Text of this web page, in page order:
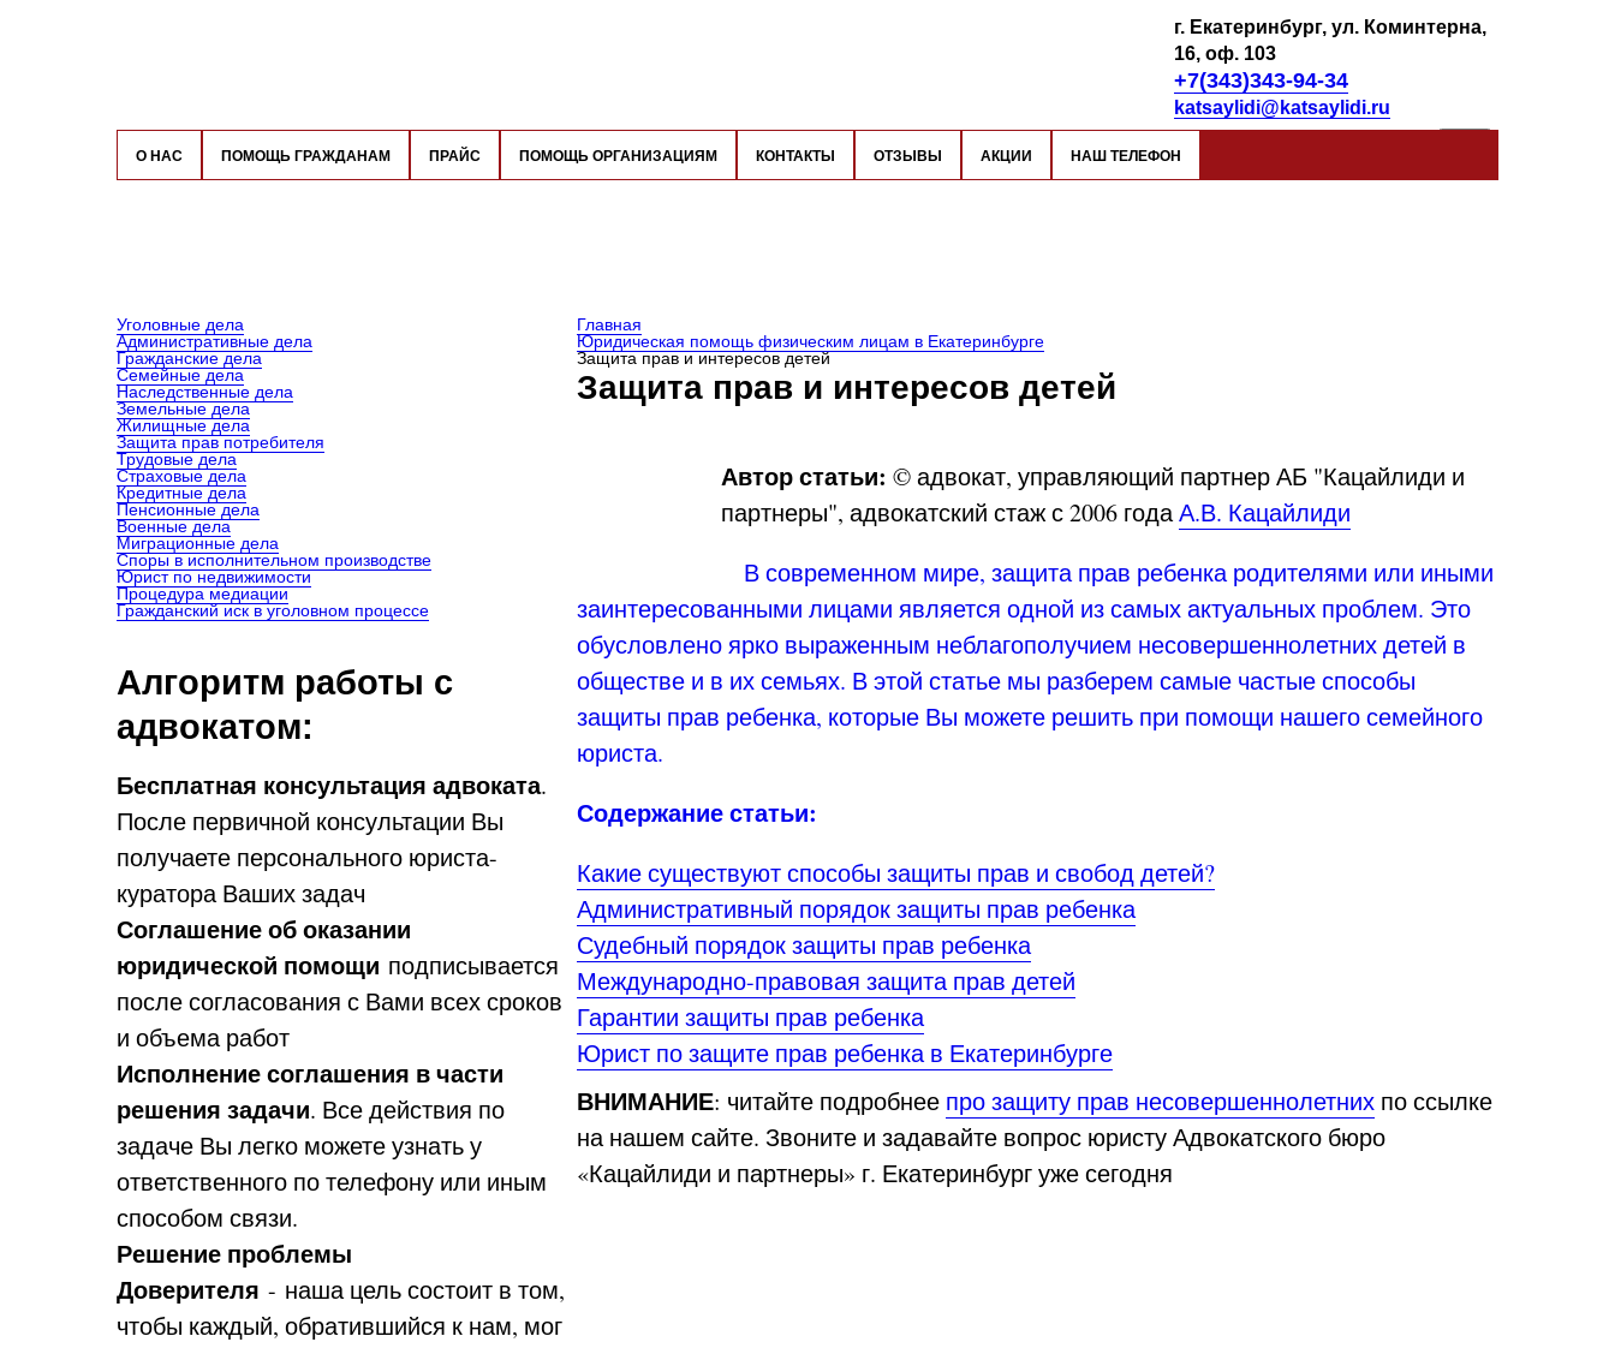
г. Екатеринбург, ул. Коминтерна,
16, оф. 103
+7(343)343-94-34
katsaylidi@katsaylidi.ru
О НАС ПОМОЩЬ ГРАЖДАНАМ ПРАЙС ПОМОЩЬ ОРГАНИЗАЦИЯМ КОНТАКТЫ ОТЗЫВЫ АКЦИИ НАШ ТЕЛЕФОН
Уголовные дела
Административные дела
Гражданские дела
Семейные дела
Наследственные дела
Земельные дела
Жилищные дела
Защита прав потребителя
Трудовые дела
Страховые дела
Кредитные дела
Пенсионные дела
Военные дела
Миграционные дела
Споры в исполнительном производстве
Юрист по недвижимости
Процедура медиации
Гражданский иск в уголовном процессе
Алгоритм работы с
адвокатом:
Бесплатная консультация адвоката.
После первичной консультации Вы
получаете персонального юриста-
куратора Ваших задач
Соглашение об оказании
юридической помощи подписывается
после согласования с Вами всех сроков
и объема работ
Исполнение соглашения в части
решения задачи. Все действия по
задаче Вы легко можете узнать у
ответственного по телефону или иным
способом связи.
Решение проблемы
Доверителя - наша цель состоит в том,
чтобы каждый, обратившийся к нам, мог
Главная
Юридическая помощь физическим лицам в Екатеринбурге
Защита прав и интересов детей
Защита прав и интересов детей
Автор статьи: © адвокат, управляющий партнер АБ "Кацайлиди и
партнеры", адвокатский стаж с 2006 годаА.В. Кацайлиди
В современном мире, защита прав ребенка родителями или иными
заинтересованными лицами является одной из самых актуальных проблем. Это
обусловлено ярко выраженным неблагополучием несовершеннолетних детей в
обществе и в их семьях. В этой статье мы разберем самые частые способы
защиты прав ребенка, которые Вы можете решить при помощи нашего семейного
юриста.
Содержание статьи:
Какие существуют способы защиты прав и свобод детей?
Административный порядок защиты прав ребенка
Судебный порядок защиты прав ребенка
Международно-правовая защита прав детей
Гарантии защиты прав ребенка
Юрист по защите прав ребенка в Екатеринбурге
ВНИМАНИЕ: читайте подробнее про защиту прав несовершеннолетних по ссылке
на нашем сайте. Звоните и задавайте вопрос юристу Адвокатского бюро
«Кацайлиди и партнеры» г. Екатеринбург уже сегодня